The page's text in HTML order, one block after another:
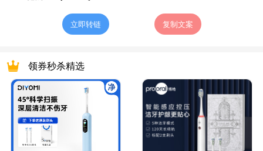
立即转链 复制文案
领券秒杀精选